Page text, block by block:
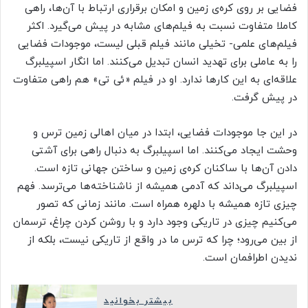
فضایی بر روی کره‌ی زمین و امکان برقراری ارتباط با آن‌ها، راهی
کاملا متفاوت نسبت به فیلم‌های مشابه در پیش می‌گیرد. اکثر
فیلم‌های علمی- تخیلی مانند فیلم قبلی لیست، موجودات فضایی
را به عاملی برای تهدید انسان تبدیل می‌کنند. اما انگار اسپیلبرگ
علاقه‌ای به این کارها ندارد. او در فیلم «ئی تی» هم راهی متفاوت
در پیش گرفت.
در این جا موجودات فضایی، ابتدا در میان اهالی زمین ترس و
وحشت ایجاد می‌کنند. اما اسپیلبرگ به دنبال راهی برای آشتی
دادن آن‌ها با ساکنان کره‌ی زمین و ساختن جهانی تازه است.
اسپیلبرگ می‌داند که آدمی همیشه از ناشناخته‌ها می‌ترسد. فهم
چیزی تازه همیشه با دلهره همراه است. مانند زمانی که تصور
می‌کنیم چیزی در تاریکی وجود دارد و با روشن کردن چراغ، ترسمان
از بین می‌رود؛ چرا که ترس ما در واقع از تاریکی نیست، بلکه از
ندیدن اطرافمان است.
بیشتر بخوانید